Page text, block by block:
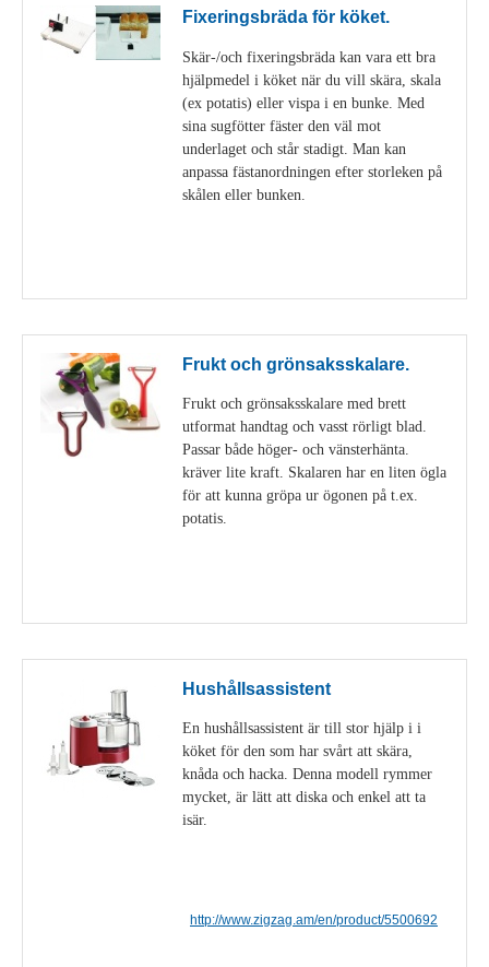
Fixeringsbräda för köket.
Skär-/och fixeringsbräda kan vara ett bra
hjälpmedel i köket när du vill skära, skala
(ex potatis) eller vispa i en bunke. Med
sina sugfötter fäster den väl mot
underlaget och står stadigt. Man kan
anpassa fästanordningen efter storleken på
skålen eller bunken.
Frukt och grönsaksskalare.
Frukt och grönsaksskalare med brett
utformat handtag och vasst rörligt blad.
Passar både höger- och vänsterhänta.
kräver lite kraft. Skalaren har en liten ögla
för att kunna gröpa ur ögonen på t.ex.
potatis.
Hushållsassistent
En hushållsassistent är till stor hjälp i i
köket för den som har svårt att skära,
knåda och hacka. Denna modell rymmer
mycket, är lätt att diska och enkel att ta
isär.
http://www.zigzag.am/en/product/5500692